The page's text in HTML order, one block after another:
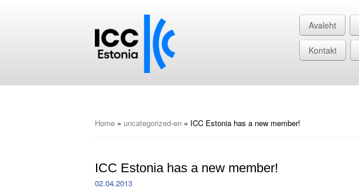
Avaleht
Kontakt
Home » uncategorized-en » ICC Estonia has a new member!
ICC Estonia has a new member!
02.04.2013